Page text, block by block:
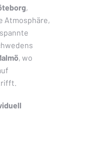
,
Atmosphäre,
, wo